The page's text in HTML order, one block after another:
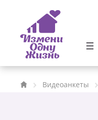
Видеоанкеты